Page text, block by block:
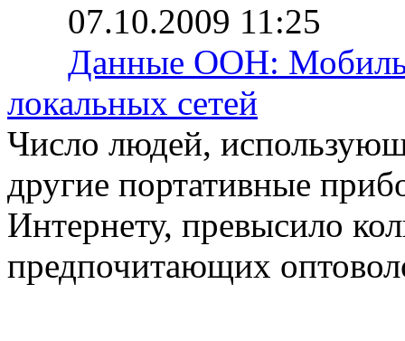
07.10.2009 11:25
Данные ООН:
локальных сетей
Число людей,
другие портативные
Интернету, превысило
предпочитающих